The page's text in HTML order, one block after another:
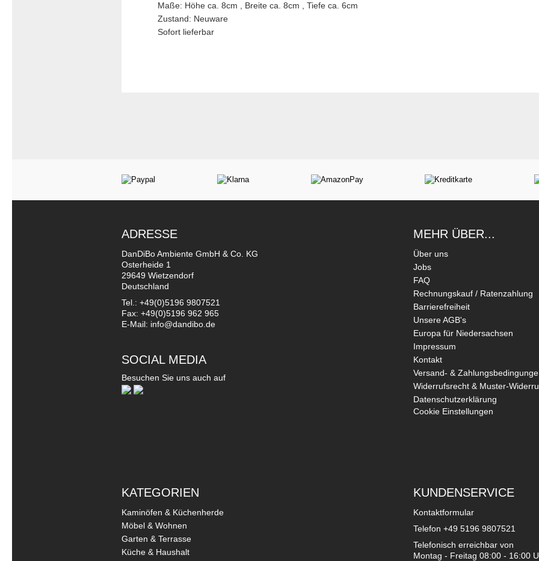
Maße: Höhe ca. 8cm , Breite ca. 8cm , Tiefe ca. 6cm
Zustand: Neuware
Sofort lieferbar
ADRESSE
DanDiBo Ambiente GmbH & Co. KG
Osterheide 1
29649 Wietzendorf
Deutschland
Tel.: +49(0)5196 9807521
Fax: +49(0)5196 962 965
E-Mail: info@dandibo.de
SOCIAL MEDIA
Besuchen Sie uns auch auf
MEHR ÜBER...
Über uns
Jobs
FAQ
Rechnungskauf / Ratenzahlung
Barrierefreiheit
Unsere AGB's
Europa für Niedersachsen
Impressum
Kontakt
Versand- &
Widerrufsrecht & Muster-
Datenschutzerklärung
Cookie Einstellungen
KATEGORIEN
Kaminöfen & Küchenherde
Möbel & Wohnen
Garten & Terrasse
Küche & Haushalt
KUNDENSERVICE
Kontaktformular
Telefon +49 5196 9807521
Telefonisch erreichbar von
Montag - Freitag 08:00 - 16:00